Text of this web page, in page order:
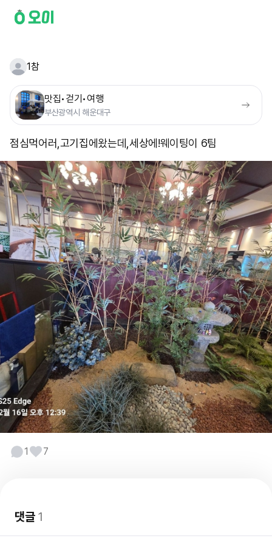
1참
맛집•걷기•여행
부산광역시 해운대구
점심먹어러,고기집에왔는데,세상에! ​웨이팅이 6팀
1 7
댓글1